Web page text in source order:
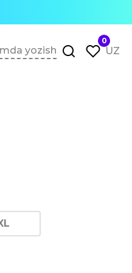
yozish
0
UZ